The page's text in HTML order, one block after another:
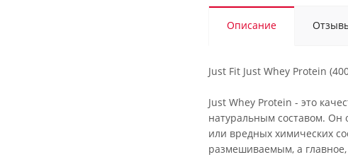
Описание
Just Fit Just Whey Protein
Just Whey Protein - это
натуральным составом. Он
или вредных химических
размешиваемым, а